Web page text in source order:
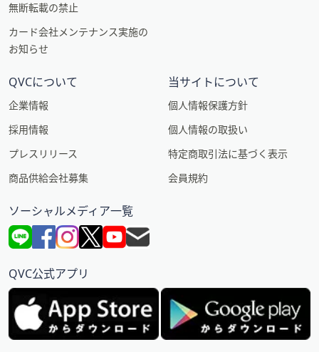
無断転載の禁止
カード会社メンテナンス実施の
お知らせ
QVCについて
企業情報
採用情報
プレスリリース
商品供給会社募集
当サイトについて
個人情報保護方針
個人情報の取扱い
特定商取引法に基づく表示
会員規約
ソーシャルメディア一覧
QVC公式アプリ